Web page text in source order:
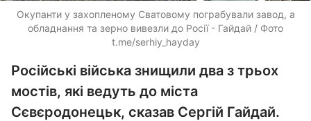
Окупанти у захопленому Сватовому пограбували завод, а
обладнання та зерно вивезли до Росії - Гайдай / Фото
t.me/serhiy_hayday
Російські війська знищили два з трьох
мостів, які ведуть до міста
Сєвєродонецьк, сказав Сергій Гайдай.